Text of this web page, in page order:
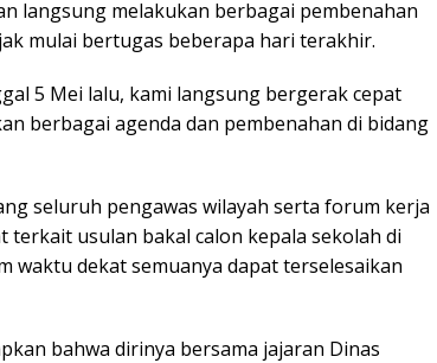
langsung melakukan berbagai pembenahan
mulai bertugas beberapa hari terakhir.
5 Mei lalu, kami langsung bergerak cepat
berbagai agenda dan pembenahan di bidang
seluruh pengawas wilayah serta forum kerja
usulan bakal calon kepala sekolah di
waktu dekat semuanya dapat terselesaikan
bahwa dirinya bersama jajaran Dinas